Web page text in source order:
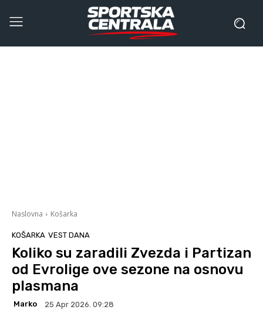
Naslovna Košarka
KOŠARKA VEST DANA
Koliko su zaradili Zvezda i Partizan
od Evrolige ove sezone na osnovu
plasmana
Marko 25 Apr 2026. 09:28